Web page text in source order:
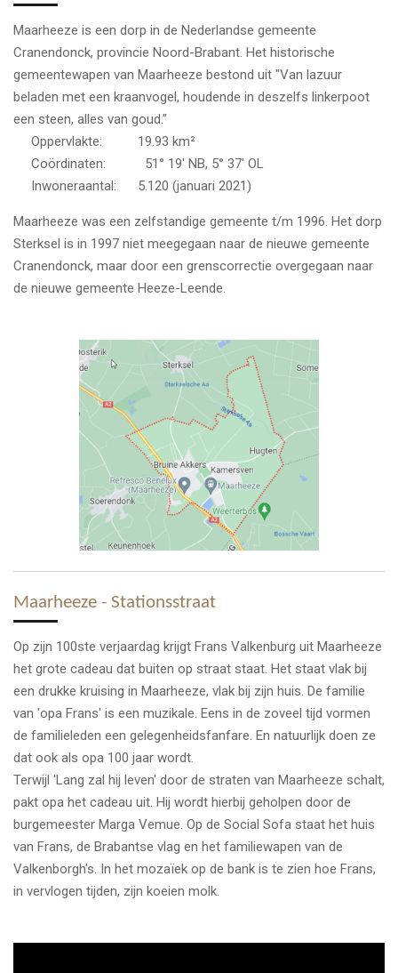
Maarheeze is een dorp in de Nederlandse gemeente
Cranendonck, provincie Noord-Brabant. Het historische
gemeentewapen van Maarheeze bestond uit "Van lazuur
beladen met een kraanvogel, houdende in deszelfs linkerpoot
een steen, alles van goud."
Oppervlakte: 19.93 km²
Coördinaten: 51° 19′ NB, 5° 37′ OL
Inwoneraantal: 5.120 (januari 2021)
Maarheeze was een zelfstandige gemeente t/m 1996. Het dorp
Sterksel is in 1997 niet meegegaan naar de nieuwe gemeente
Cranendonck, maar door een grenscorrectie overgegaan naar
de nieuwe gemeente Heeze-Leende.
Maarheeze - Stationsstraat
Op zijn 100ste verjaardag krijgt Frans Valkenburg uit Maarheeze
het grote cadeau dat buiten op straat staat. Het staat vlak bij
een drukke kruising in Maarheeze, vlak bij zijn huis. De familie
van 'opa Frans' is een muzikale. Eens in de zoveel tijd vormen
de familieleden een gelegenheidsfanfare. En natuurlijk doen ze
dat ook als opa 100 jaar wordt.
Terwijl 'Lang zal hij leven' door de straten van Maarheeze schalt,
pakt opa het cadeau uit. Hij wordt hierbij geholpen door de
burgemeester Marga Vemue. Op de Social Sofa staat het huis
van Frans, de Brabantse vlag en het familiewapen van de
Valkenborgh's. In het mozaïek op de bank is te zien hoe Frans,
in vervlogen tijden, zijn koeien molk.